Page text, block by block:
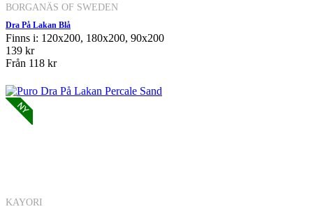
BORGANÄS OF SWEDEN
Dra På Lakan Blå
Finns i: 120x200, 180x200, 90x200
139 kr
Från 118 kr
KAYORI